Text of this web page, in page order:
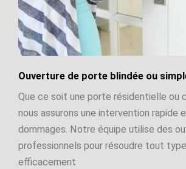
Ouverture de porte blindée ou
Que ce soit une porte résidentielle ou
nous assurons une intervention rapide
dommages. Notre équipe utilise des
professionnels pour résoudre tout
efficacement